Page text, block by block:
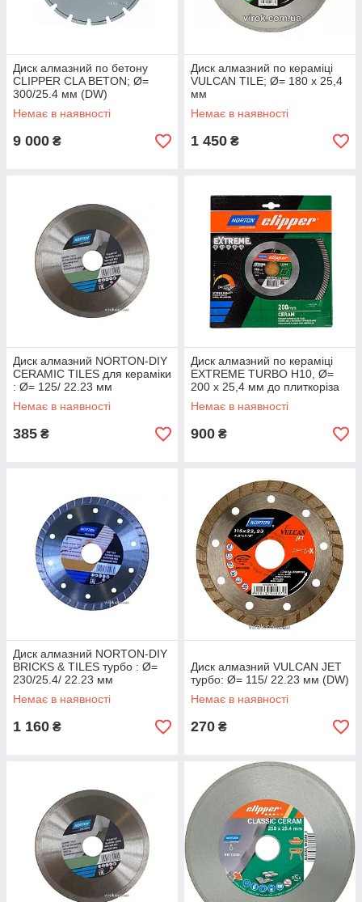
Диск алмазний по бетону
CLIPPER CLA BETON; Ø=
300/25.4 мм (DW)
Немає в наявності
9 000 ₴
Диск алмазний по кераміці
VULCAN TILE; Ø= 180 x 25,4
мм
Немає в наявності
1 450 ₴
Диск алмазний NORTON-DIY
CERAMIC TILES для кераміки
: Ø= 125/ 22.23 мм
Немає в наявності
385 ₴
Диск алмазний по кераміці
EXTREME TURBO H10, Ø=
200 x 25,4 мм до плиткоріза
TR201E (DW)
Немає в наявності
900 ₴
Диск алмазний NORTON-DIY
BRICKS & TILES турбо : Ø=
230/25.4/ 22.23 мм
Немає в наявності
1 160 ₴
Диск алмазний VULCAN JET
турбо: Ø= 115/ 22.23 мм (DW)
Немає в наявності
270 ₴